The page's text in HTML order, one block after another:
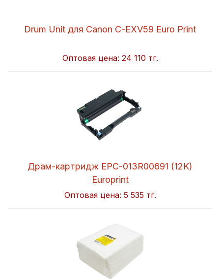
Drum Unit для Canon C-EXV59 Euro Print
Оптовая цена: 24 110 тг.
Драм-картридж EPC-013R00691 (12K)
Europrint
Оптовая цена: 5 535 тг.